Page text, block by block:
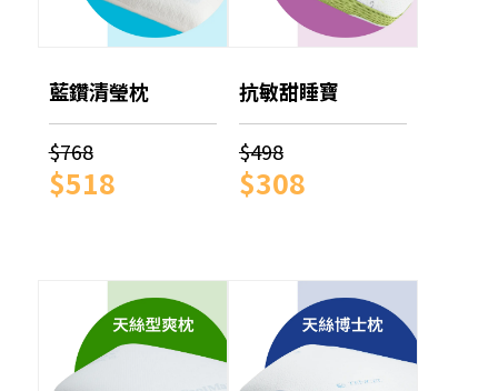
藍鑽清瑩枕
$768
$518
抗敏甜睡寶
$498
$308